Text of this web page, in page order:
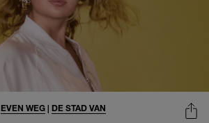
EVEN WEG| DE STAD VAN